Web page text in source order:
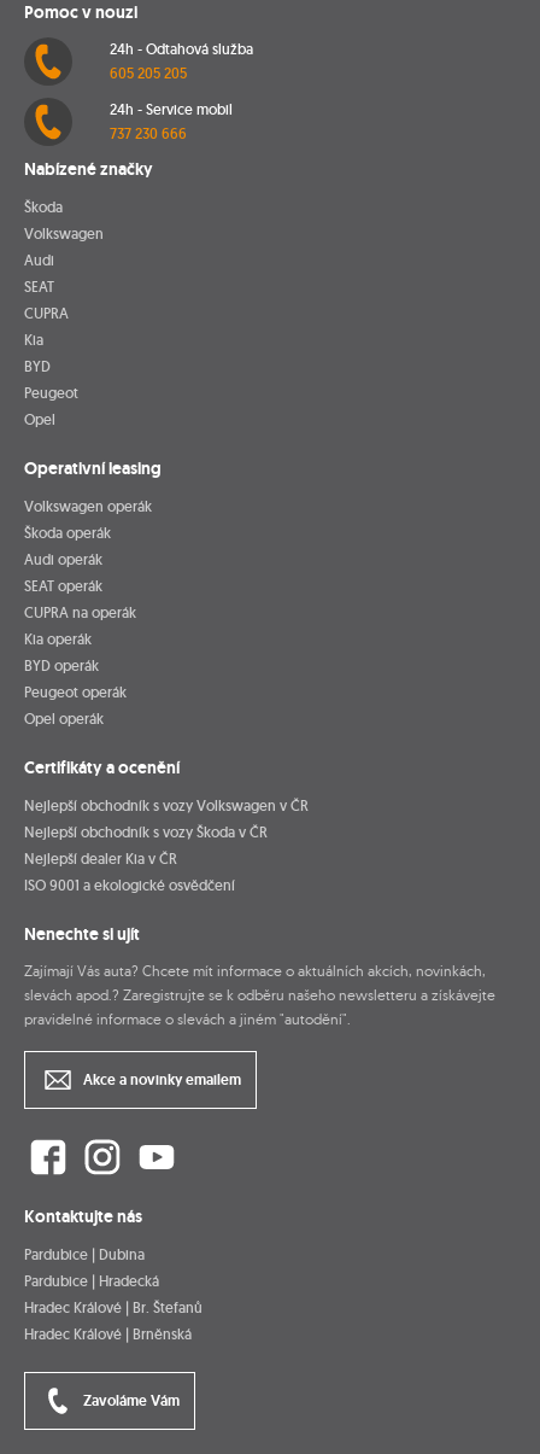
Pomoc v nouzi
24h - Odtahová služba
605 205 205
24h - Service mobil
737 230 666
Nabízené značky
Škoda
Volkswagen
Audi
SEAT
CUPRA
Kia
BYD
Peugeot
Opel
Operativní leasing
Volkswagen operák
Škoda operák
Audi operák
SEAT operák
CUPRA na operák
Kia operák
BYD operák
Peugeot operák
Opel operák
Certifikáty a ocenění
Nejlepší obchodník s vozy Volkswagen v ČR
Nejlepší obchodník s vozy Škoda v ČR
Nejlepší dealer Kia v ČR
ISO 9001 a ekologické osvědčení
Nenechte si ujít
Zajímají Vás auta? Chcete mít informace o aktuálních akcích, novinkách,
slevách apod.? Zaregistrujte se k odběru našeho newsletteru a získávejte
pravidelné informace o slevách a jiném "autodění".
Akce a novinky emailem
Kontaktujte nás
Pardubice | Dubina
Pardubice | Hradecká
Hradec Králové | Br. Štefanů
Hradec Králové | Brněnská
Zavoláme Vám